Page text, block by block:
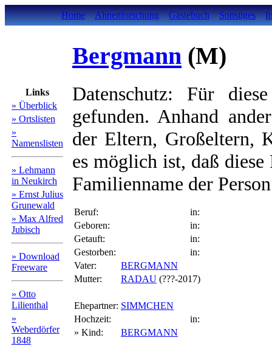
Home Ahnenforschung Gästebuch Sonstiges
Links
» Überblick
» Ortslisten
»
Namenslisten
» Lehmann
in Neukirch
» Ernst Julius
Grunewald
» Max Alfred
Jubisch
» Download
Freeware
» Otto
Lilienthal
»
Weberdörfer
1848
Bergmann (M)
Datenschutz: Für
gefunden. Anhand
der Eltern, Großeltern,
es möglich ist, daß
Familienname der
Beruf:
in:
Geboren:
in:
Getauft:
in:
Gestorben:
in:
Vater:
BERGMANN
Mutter:
RADAU (???-2017)
Ehepartner: SIMMCHEN
Hochzeit:
in:
» Kind:
BERGMANN